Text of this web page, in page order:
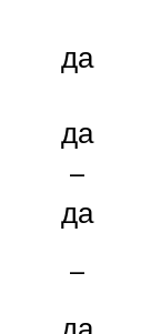
да
да
–
да
–